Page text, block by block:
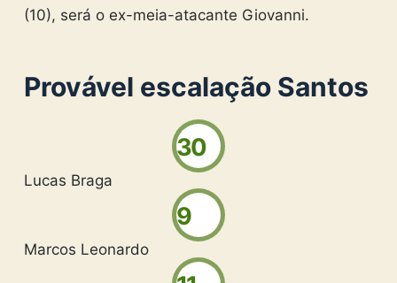
(10), será o ex-meia-atacante Giovanni.
Provável escalação Santos
30
Lucas Braga
9
Marcos Leonardo